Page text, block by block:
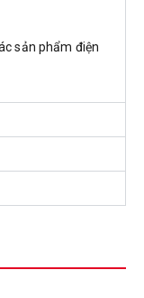
sản phẩm điện